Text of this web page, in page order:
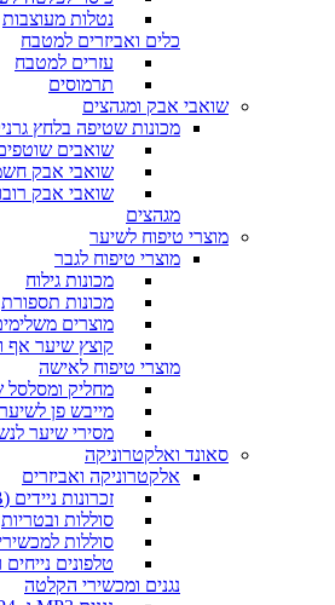
נטלות מעוצבות
כלים ואביזרים למטבח
עזרים למטבח
תרמוסים
שואבי אבק ומגהצים
מכונות שטיפה בלחץ
שואבים
שואבי אבק
שואבי אבק
מגהצים
מוצרי טיפוח לשיער
מוצרי טיפוח לגבר
מכונות גילוח
מכונות תספורת
מוצרים
קוצץ שיער אף
מוצרי טיפוח לאישה
מחליק ומסלסל
מייבש פן לשיער
מסירי שיער
סאונד ואלקטרוניקה
אלקטרוניקה ואביזרים
זכרונות ניידים (USB) וכרטיסי זיכרון
סוללות ובטריות
סוללות
טלפונים
נגנים ומכשירי הקלטה